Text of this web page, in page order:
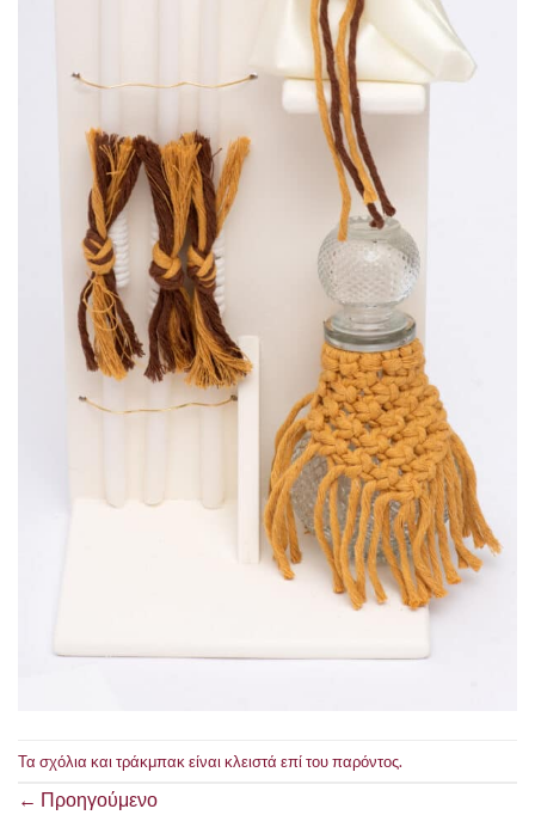
Τα σχόλια και τράκμπακ είναι κλειστά επί του παρόντος.
← Προηγούμενο